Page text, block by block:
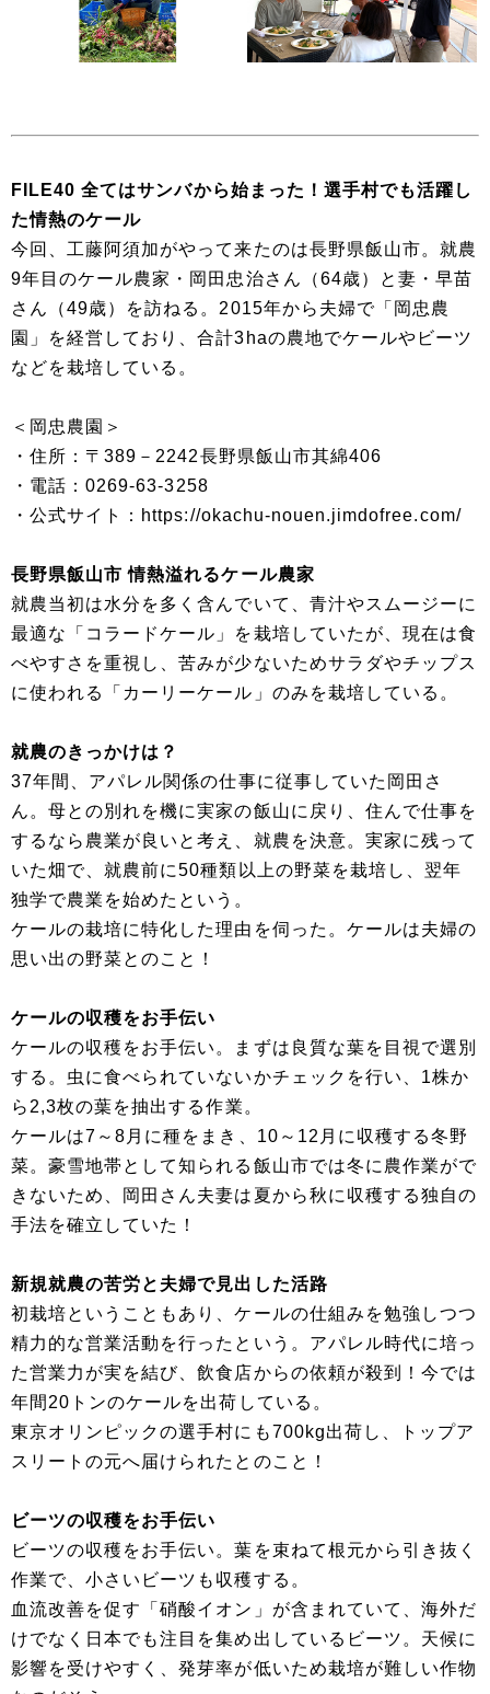
FILE40 全てはサンバから始まった！選手村でも活躍し
た情熱のケール
今回、工藤阿須加がやって来たのは長野県飯山市。就農
9年目のケール農家・岡田忠治さん（64歳）と妻・早苗
さん（49歳）を訪ねる。2015年から夫婦で「岡忠農
園」を経営しており、合計3haの農地でケールやビーツ
などを栽培している。
＜岡忠農園＞
・住所：〒389－2242長野県飯山市其綿406
・電話：0269-63-3258
・公式サイト：https://okachu-nouen.jimdofree.com/
長野県飯山市 情熱溢れるケール農家
就農当初は水分を多く含んでいて、青汁やスムージーに
最適な「コラードケール」を栽培していたが、現在は食
べやすさを重視し、苦みが少ないためサラダやチップス
に使われる「カーリーケール」のみを栽培している。
就農のきっかけは？
37年間、アパレル関係の仕事に従事していた岡田さ
ん。母との別れを機に実家の飯山に戻り、住んで仕事を
するなら農業が良いと考え、就農を決意。実家に残って
いた畑で、就農前に50種類以上の野菜を栽培し、翌年
独学で農業を始めたという。
ケールの栽培に特化した理由を伺った。ケールは夫婦の
思い出の野菜とのこと！
ケールの収穫をお手伝い
ケールの収穫をお手伝い。まずは良質な葉を目視で選別
する。虫に食べられていないかチェックを行い、1株か
ら2,3枚の葉を抽出する作業。
ケールは7～8月に種をまき、10～12月に収穫する冬野
菜。豪雪地帯として知られる飯山市では冬に農作業がで
きないため、岡田さん夫妻は夏から秋に収穫する独自の
手法を確立していた！
新規就農の苦労と夫婦で見出した活路
初栽培ということもあり、ケールの仕組みを勉強しつつ
精力的な営業活動を行ったという。アパレル時代に培っ
た営業力が実を結び、飲食店からの依頼が殺到！今では
年間20トンのケールを出荷している。
東京オリンピックの選手村にも700kg出荷し、トップア
スリートの元へ届けられたとのこと！
ビーツの収穫をお手伝い
ビーツの収穫をお手伝い。葉を束ねて根元から引き抜く
作業で、小さいビーツも収穫する。
血流改善を促す「硝酸イオン」が含まれていて、海外だ
けでなく日本でも注目を集め出しているビーツ。天候に
影響を受けやすく、発芽率が低いため栽培が難しい作物